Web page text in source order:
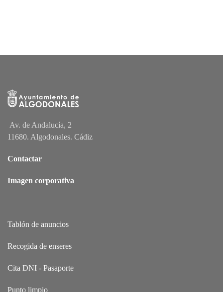
Av. de Andalucía, 2
11680. Algodonales. Cádiz
Contactar
Imagen corporativa
Tablón de anuncios
Recogida de enseres
Cita DNI - Pasaporte
Punto limpio